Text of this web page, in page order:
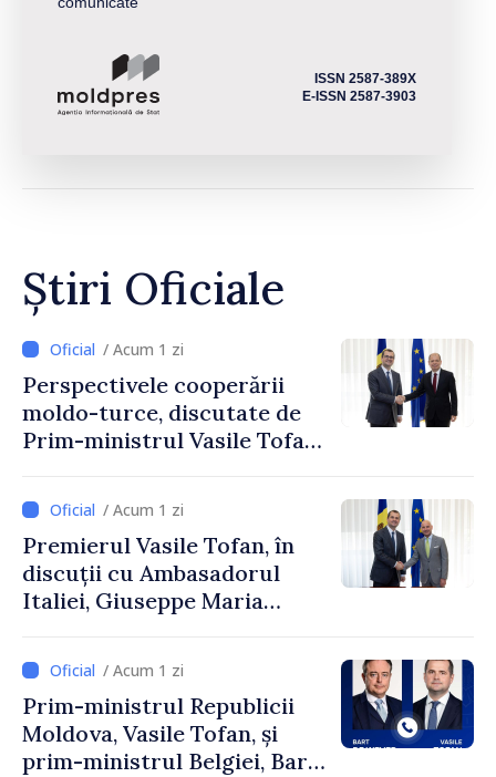
ISSN 2587-389X
E-ISSN 2587-3903
Știri Oficiale
/ Acum 1 zi
Perspectivele cooperării
moldo-turce, discutate de
Prim-ministrul Vasile Tofan
Uygar Mustafa Sertel
/ Acum 1 zi
Premierul Vasile Tofan, în
discuții cu Ambasadorul
Italiei, Giuseppe Maria
/ Acum 1 zi
Prim-ministrul Republicii
Moldova, Vasile Tofan, și
prim-ministrul Belgiei, Bart